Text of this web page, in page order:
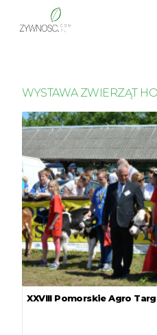
WYSTAWA ZWIERZĄT
XXVIII Pomorskie Agro